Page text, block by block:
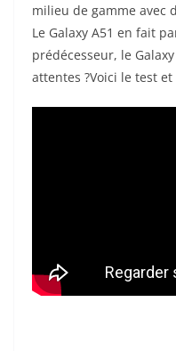
milieu de gamme avec
Le Galaxy A51 en fait
prédécesseur, le
attentes ?Voici le test et